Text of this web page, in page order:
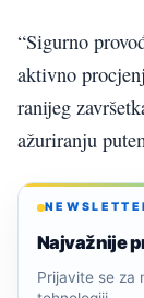
“Sigurno
aktivno
ranijeg
ažuriranju
Najvažnije
Prijavite se za